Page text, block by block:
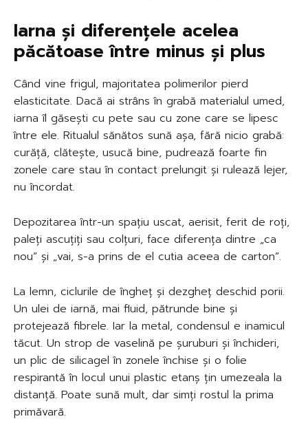
Iarna și diferențele acelea
păcătoase între minus și plus
Când vine frigul, majoritatea polimerilor pierd
elasticitate. Dacă ai strâns în grabă materialul umed,
iarna îl găsești cu pete sau cu zone care se lipesc
între ele. Ritualul sănătos sună așa, fără nicio grabă:
curăță, clătește, usucă bine, pudrează foarte fin
zonele care stau în contact prelungit și rulează lejer,
nu încordat.
Depozitarea într-un spațiu uscat, aerisit, ferit de roți,
paleți ascuțiți sau colțuri, face diferența dintre „ca
nou” și „vai, s-a prins de el cutia aceea de carton”.
La lemn, ciclurile de îngheț și dezgheț deschid porii.
Un ulei de iarnă, mai fluid, pătrunde bine și
protejează fibrele. Iar la metal, condensul e inamicul
tăcut. Un strop de vaselină pe șuruburi și închideri,
un plic de silicagel în zonele închise și o folie
respirantă în locul unui plastic etanș țin umezeala la
distanță. Poate sună mult, dar simți rostul la prima
primăvară.